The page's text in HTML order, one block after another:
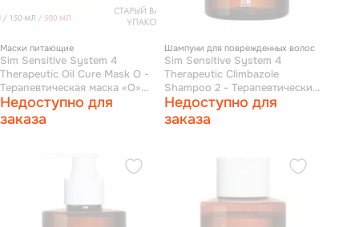
Маски питающие
Sim Sensitive System 4
Therapeutic Oil Cure Mask O -
Терапевтическая маска «О»
для всех типов волос 500 мл
Недоступно для
заказа
Шампуни для поврежденных волос
Sim Sensitive System 4
Therapeutic Climbazole
Shampoo 2 - Терапевтический
шампунь № 2 для сухих
поврежденных и окрашенных
волос 500 мл
Недоступно для
заказа